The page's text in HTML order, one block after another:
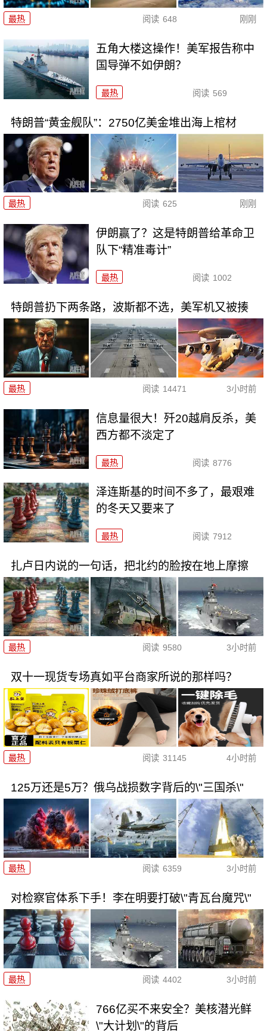
最热 阅读 648 刚刚
五角大楼这操作！美军报告称中
国导弹不如伊朗？
最热 阅读 569
特朗普“黄金舰队”：2750亿美金堆出海上棺材
最热 阅读 625 刚刚
伊朗赢了？这是特朗普给革命卫
队下“精准毒计”
最热 阅读 1002
特朗普扔下两条路，波斯都不选，美军机又被揍
最热 阅读 14471 3小时前
信息量很大！歼20越肩反杀，美
西方都不淡定了
最热 阅读 8776
泽连斯基的时间不多了，最艰难
的冬天又要来了
最热 阅读 7912
扎卢日内说的一句话，把北约的脸按在地上摩擦
最热 阅读 9580 3小时前
双十一现货专场真如平台商家所说的那样吗？
最热 阅读 31145 4小时前
125万还是5万？俄乌战损数字背后的\"三国杀\"
最热 阅读 6359 3小时前
对检察官体系下手！李在明要打破\"青瓦台魔咒\"
最热 阅读 4402 3小时前
766亿买不来安全？美核潜光鲜
\"大计划\"的背后